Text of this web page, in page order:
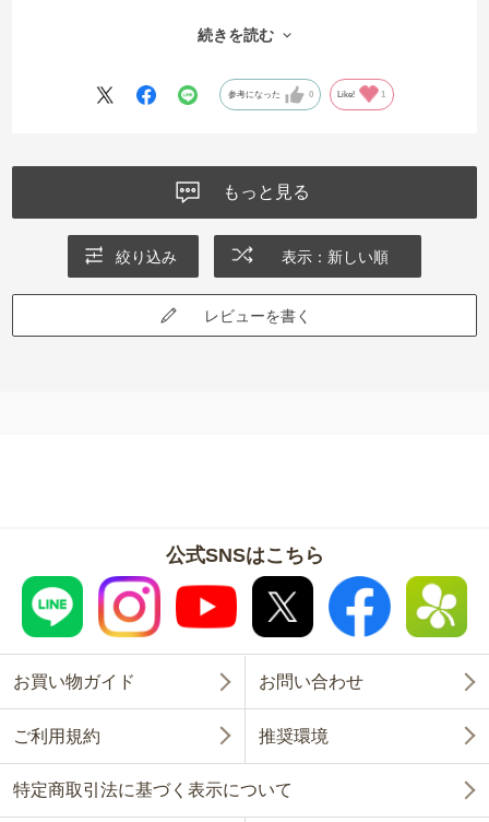
きた手作りの一品は最高です。
続きを読む
参考になった 0 Like! 1
もっと見る
絞り込み 表示：新しい順
レビューを書く
公式SNSはこちら
お買い物ガイド お問い合わせ
ご利用規約 推奨環境
特定商取引法に基づく表示について